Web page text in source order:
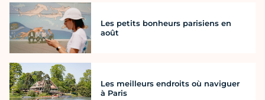
Les petits bonheurs parisiens en
août
Les meilleurs endroits où naviguer
à Paris